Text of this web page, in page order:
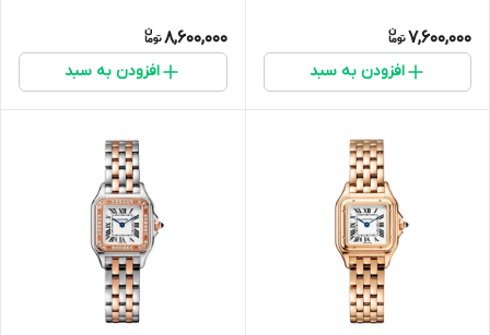
7,600,000
افزودن به سبد
8,600,000
افزودن به سبد